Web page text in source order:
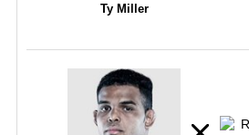
Ty Miller